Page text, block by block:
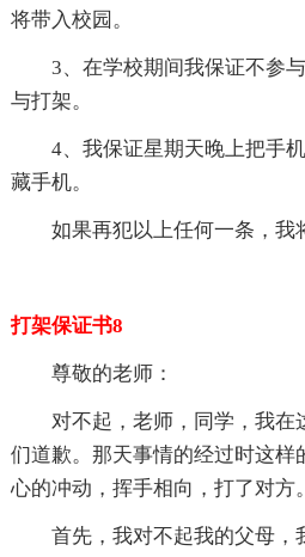
将带入校园。
3、在学校期间我保证不参
与打架。
4、我保证星期天晚上把手
藏手机。
如果再犯以上任何一条，我
打架保证书8
尊敬的老师：
对不起，老师，同学，我在
们道歉。那天事情的经过时这样
心的冲动，挥手相向，打了对方
首先，我对不起我的父母，